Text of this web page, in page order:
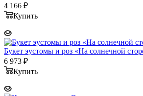
4 166 ₽
Купить
Букет эустомы и роз «На солнечной
6 973 ₽
Купить